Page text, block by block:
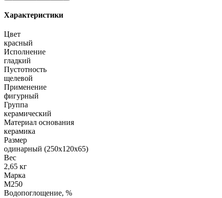
Характеристики
Цвет
красный
Исполнение
гладкий
Пустотность
щелевой
Применение
фигурный
Группа
керамический
Материал основания
керамика
Размер
одинарный (250х120х65)
Вес
2,65 кг
Марка
М250
Водопоглощение, %